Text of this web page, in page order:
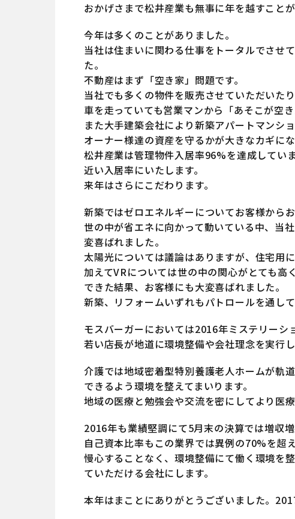
おかげさまで松井産業も無事に年を越すことが
今年は多くのことがありました。
当社は住まいに関わる仕事をトータルでさせ
た。
不動産はまず「空き家」問題です。
当社でも多くの物件を販売させていただいた
車を走っていても営業マンから「あそこが空
また大手建築会社により新築アパートマンシ
オーナー様達の資産を守るかが大きなカギにな
松井産業は管理物件入居率96%を達成してい
近い入居率にいたします。
来年はさらにこだわります。
新築ではゼロエネルギーについてお客様から
世の中が省エネに向かって動いている中、当
変喜ばれました。
太陽光については議論はありますが、住宅用
加えてVRについては世の中の関心がとても
できた結果、お客様にも大変喜ばれました。
新築、リフォームいずれもパトロールを通し
モスバーガーにおいては2016年ミステリーシ
若い店長が地道に環境整備や会社理念を実行
介護では地域密着型特別養護老人ホームが軌
できるよう環境を整えてまいります。
地域の医療と勉強会や交流を密にしてより医
2016年も業績堅調にて5月末の決算では増収増
自己資本比率もこの業界では異例の70%を超
慢心することなく、環境整備にて働く環境を
ていただける会社にします。
本年はまことにありがとうございました。